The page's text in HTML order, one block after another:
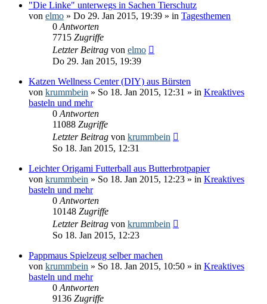
"Die Linke" unterwegs in Sachen Tierschutz
von elmo » Do 29. Jan 2015, 19:39 » in Tagesthemen
0 Antworten
7715 Zugriffe
Letzter Beitrag von elmo
Do 29. Jan 2015, 19:39
Katzen Wellness Center (DIY) aus Bürsten
von krummbein » So 18. Jan 2015, 12:31 » in Kreaktives
basteln und mehr
0 Antworten
11088 Zugriffe
Letzter Beitrag von krummbein
So 18. Jan 2015, 12:31
Leichter Origami Futterball aus Butterbrotpapier
von krummbein » So 18. Jan 2015, 12:23 » in Kreaktives
basteln und mehr
0 Antworten
10148 Zugriffe
Letzter Beitrag von krummbein
So 18. Jan 2015, 12:23
Pappmaus Spielzeug selber machen
von krummbein » So 18. Jan 2015, 10:50 » in Kreaktives
basteln und mehr
0 Antworten
9136 Zugriffe